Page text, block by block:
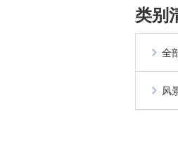
类别
全
风